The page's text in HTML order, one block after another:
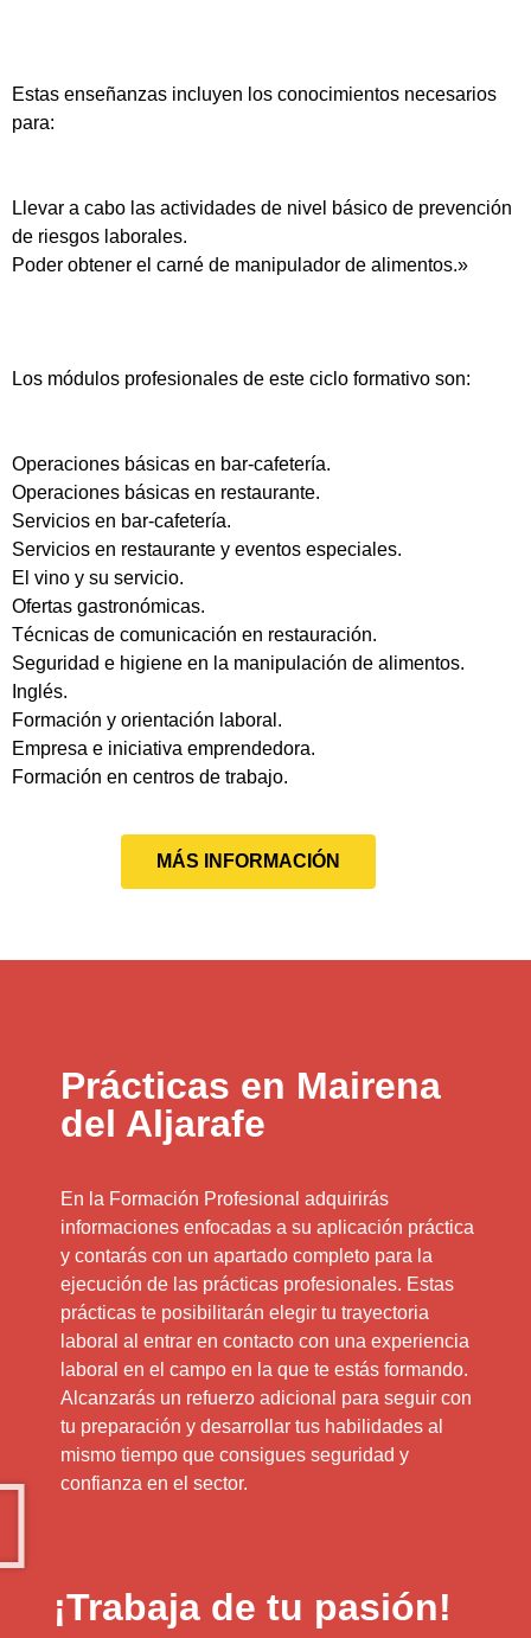
Estas enseñanzas incluyen los conocimientos necesarios
para:
Llevar a cabo las actividades de nivel básico de prevención
de riesgos laborales.
Poder obtener el carné de manipulador de alimentos.»
Los módulos profesionales de este ciclo formativo son:
Operaciones básicas en bar-cafetería.
Operaciones básicas en restaurante.
Servicios en bar-cafetería.
Servicios en restaurante y eventos especiales.
El vino y su servicio.
Ofertas gastronómicas.
Técnicas de comunicación en restauración.
Seguridad e higiene en la manipulación de alimentos.
Inglés.
Formación y orientación laboral.
Empresa e iniciativa emprendedora.
Formación en centros de trabajo.
MÁS INFORMACIÓN
Prácticas en Mairena
del Aljarafe
En la Formación Profesional adquirirás
informaciones enfocadas a su aplicación práctica
y contarás con un apartado completo para la
ejecución de las prácticas profesionales. Estas
prácticas te posibilitarán elegir tu trayectoria
laboral al entrar en contacto con una experiencia
laboral en el campo en la que te estás formando.
Alcanzarás un refuerzo adicional para seguir con
tu preparación y desarrollar tus habilidades al
mismo tiempo que consigues seguridad y
confianza en el sector.
¡Trabaja de tu pasión!